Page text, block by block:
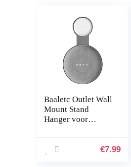
Baaletc Outlet Wall
Mount Stand
Hanger voor
Compact Holder€7.99